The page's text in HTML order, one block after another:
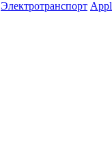
Электротранспорт